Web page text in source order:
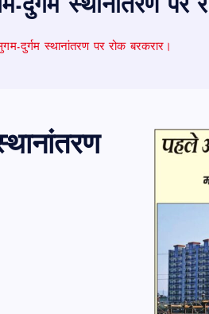
स्थानांतरण पर
दुर्गम स्थानांतरण पर रोक बरकरार।